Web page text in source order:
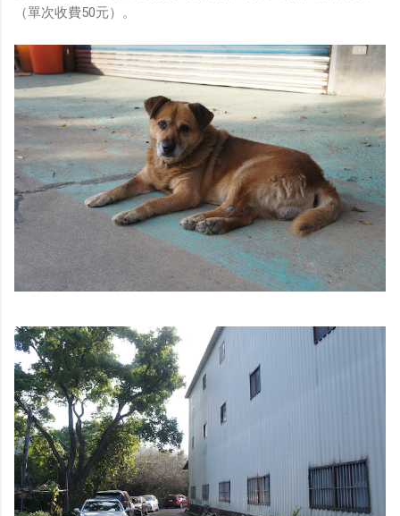
（單次收費50元）。